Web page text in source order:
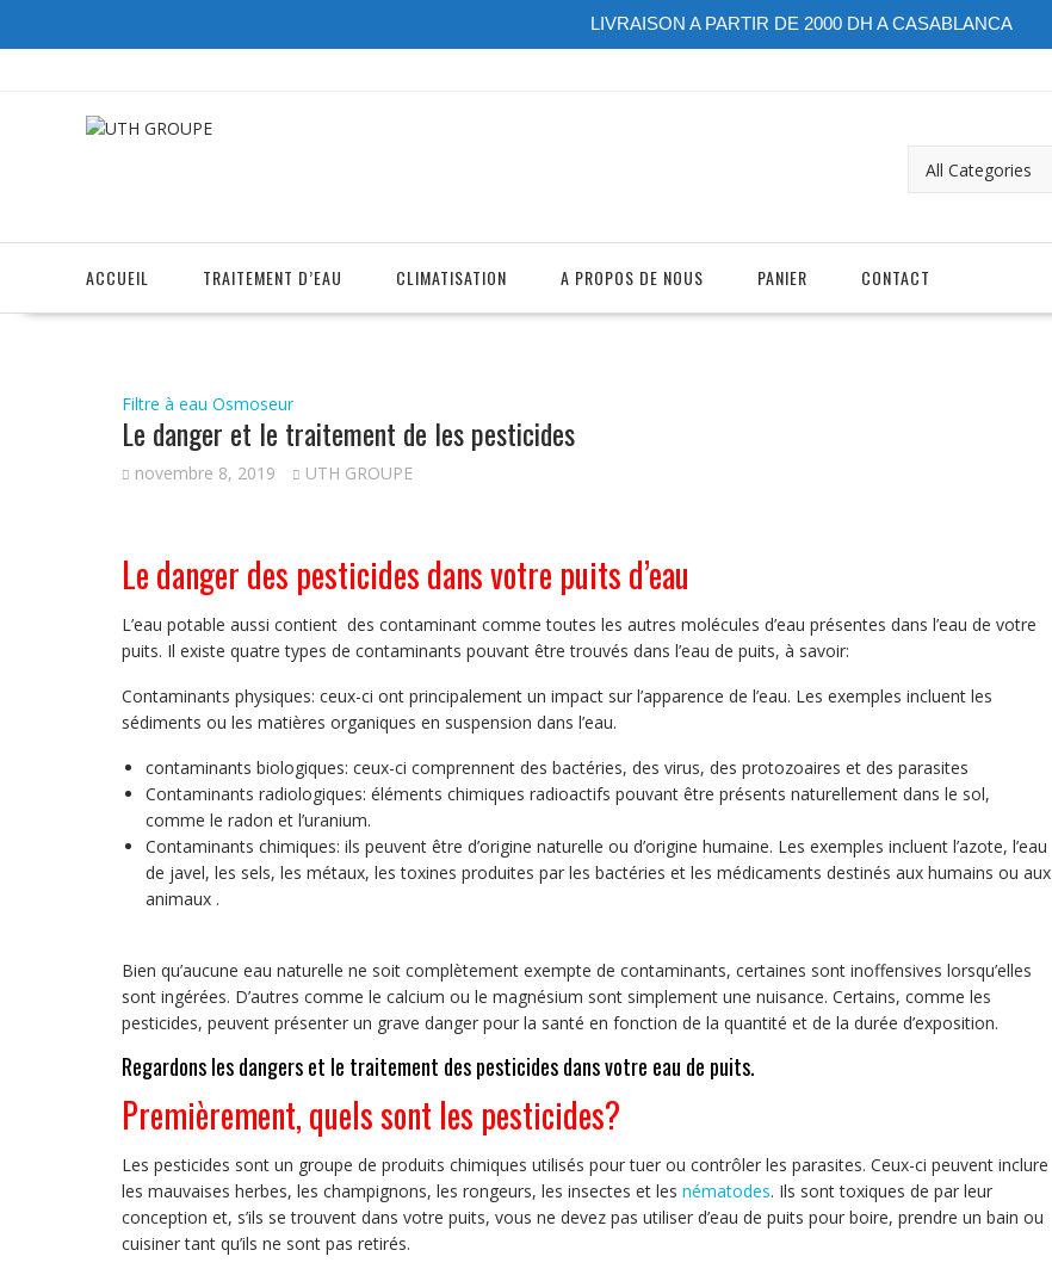
LIVRAISON A PARTIR DE 2000 DH A CASABLANCA
ACCUEIL TRAITEMENT D’EAU CLIMATISATION A PROPOS DE NOUS PANIER CONTACT
Filtre à eau Osmoseur
Le danger et le traitement de les pesticides
novembre 8, 2019 UTH GROUPE
Le danger des pesticides dans votre puits d’eau
L’eau potable aussi contient des contaminant comme toutes les autres molécules d’eau présentes dans l’eau de votre
puits. Il existe quatre types de contaminants pouvant être trouvés dans l’eau de puits, à savoir:
Contaminants physiques: ceux-ci ont principalement un impact sur l’apparence de l’eau. Les exemples incluent les
sédiments ou les matières organiques en suspension dans l’eau.
contaminants biologiques: ceux-ci comprennent des bactéries, des virus, des protozoaires et des parasites
Contaminants radiologiques: éléments chimiques radioactifs pouvant être présents naturellement dans le sol,
comme le radon et l’uranium.
Contaminants chimiques: ils peuvent être d’origine naturelle ou d’origine humaine. Les exemples incluent l’azote, l’eau
de javel, les sels, les métaux, les toxines produites par les bactéries et les médicaments destinés aux humains ou aux
animaux .
Bien qu’aucune eau naturelle ne soit complètement exempte de contaminants, certaines sont inoffensives lorsqu’elles
sont ingérées. D’autres comme le calcium ou le magnésium sont simplement une nuisance. Certains, comme les
pesticides, peuvent présenter un grave danger pour la santé en fonction de la quantité et de la durée d’exposition.
Regardons les dangers et le traitement des pesticides dans votre eau de puits.
Premièrement, quels sont les pesticides?
Les pesticides sont un groupe de produits chimiques utilisés pour tuer ou contrôler les parasites. Ceux-ci peuvent inclure
les mauvaises herbes, les champignons, les rongeurs, les insectes et les nématodes. Ils sont toxiques de par leur
conception et, s’ils se trouvent dans votre puits, vous ne devez pas utiliser d’eau de puits pour boire, prendre un bain ou
cuisiner tant qu’ils ne sont pas retirés.